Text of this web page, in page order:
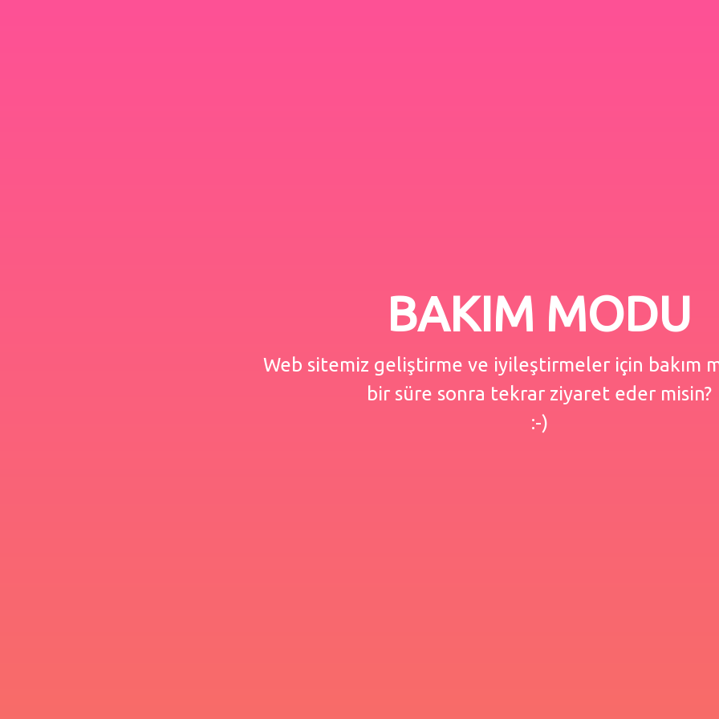
BAKIM MODU
Web sitemiz geliştirme ve iyileştirmeler için bakım
bir süre sonra tekrar ziyaret eder misin?
:-)